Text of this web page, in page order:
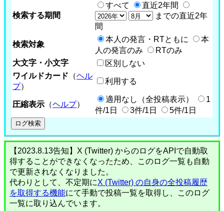
検索する期間
すべて
直近2年間
までの直近2年
間
検索対象
本人の発言・RTともに
本
人の発言のみ
RTのみ
大文字・小文字
区別しない
ワイルドカード （ヘル
プ）
利用する
圧縮表示 （ヘルプ）
適用なし（全投稿表示）
1
件/1日
3件/1日 5件/1日
【2023.8.13告知】X (Twitter) からのログをAPIで自動取
得することができなくなったため、このログ一覧も自動
で更新されなくなりました。
代わりとして、不定期にX (Twitter) の自身の全投稿履歴
を取得する機能にて手動で投稿一覧を取得し、このログ
一覧に取り込んでいます。